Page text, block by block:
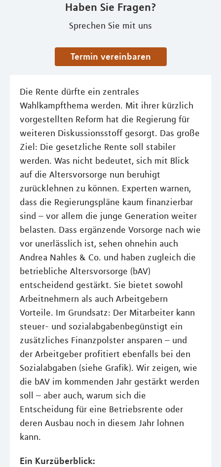
Haben Sie Fragen?
Sprechen Sie mit uns
Termin vereinbaren
Die Rente dürfte ein zentrales
Wahlkampfthema werden. Mit ihrer kürzlich
vorgestellten Reform hat die Regierung für
weiteren Diskussionsstoff gesorgt. Das große
Ziel: Die gesetzliche Rente soll stabiler
werden. Was nicht bedeutet, sich mit Blick
auf die Altersvorsorge nun beruhigt
zurücklehnen zu können. Experten warnen,
dass die Regierungspläne kaum finanzierbar
sind – vor allem die junge Generation weiter
belasten. Dass ergänzende Vorsorge nach wie
vor unerlässlich ist, sehen ohnehin auch
Andrea Nahles & Co. und haben zugleich die
betriebliche Altersvorsorge (bAV)
entscheidend gestärkt. Sie bietet sowohl
Arbeitnehmern als auch Arbeitgebern
Vorteile. Im Grundsatz: Der Mitarbeiter kann
steuer- und sozialabgabenbegünstigt ein
zusätzliches Finanzpolster ansparen – und
der Arbeitgeber profitiert ebenfalls bei den
Sozialabgaben (siehe Grafik). Wir zeigen, wie
die bAV im kommenden Jahr gestärkt werden
soll – aber auch, warum sich die
Entscheidung für eine Betriebsrente oder
deren Ausbau noch in diesem Jahr lohnen
kann.
Ein Kurzüberblick: